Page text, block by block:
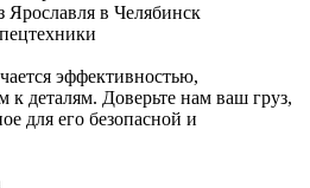
Ярославля в Челябинск
эффективностью,
деталям. Доверьте нам ваш груз,
для его безопасной и